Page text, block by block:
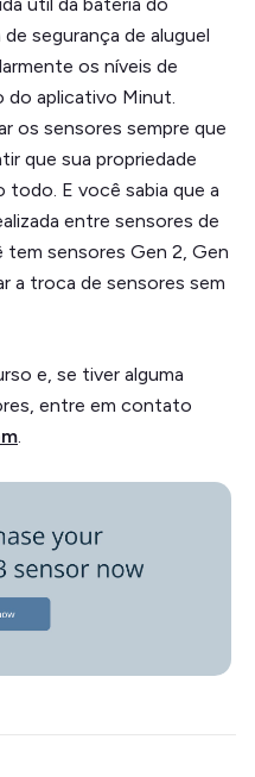
segurança de aluguel
os níveis de
do aplicativo Minut.
os sensores sempre que
que sua propriedade
E você sabia que a
entre sensores de
sensores Gen 2, Gen
a troca de sensores sem
e, se tiver alguma
entre em contato